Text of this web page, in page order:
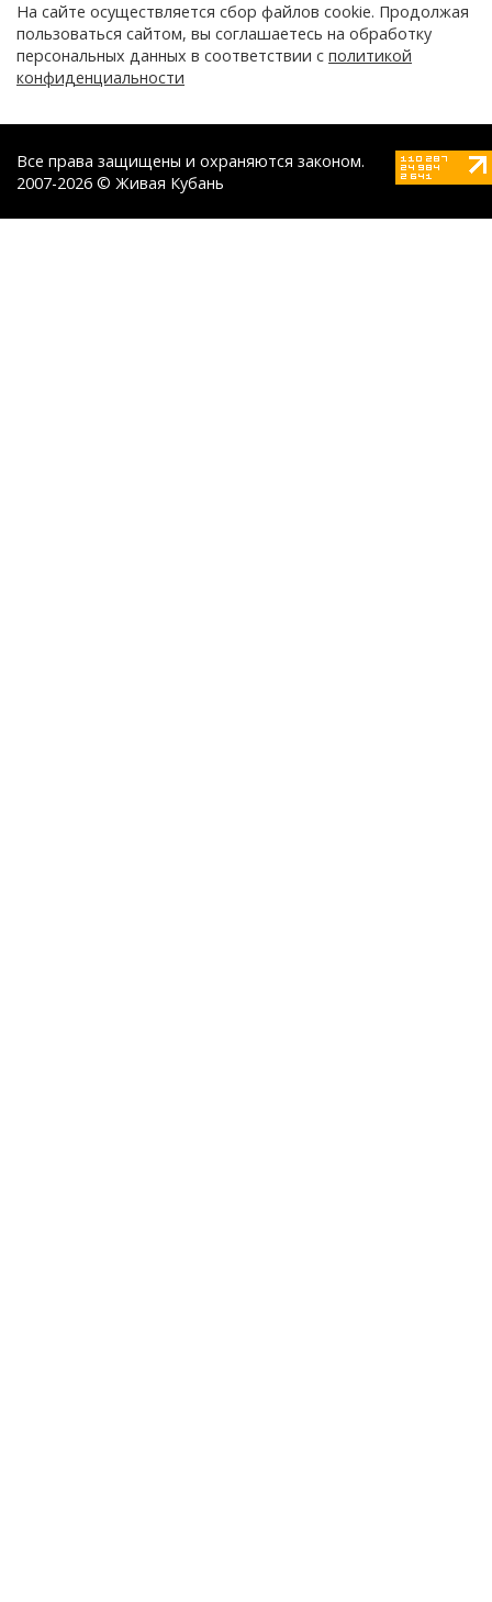
На сайте осуществляется сбор файлов cookie. Продолжая
пользоваться сайтом, вы соглашаетесь на обработку
персональных данных в соответствии с политикой
конфиденциальности
Все права защищены и охраняются законом.
2007-2026 © Живая Кубань